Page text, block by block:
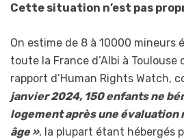
Cette situation n’est pas
On estime de 8 à 10000 mineurs
toute la France d’Albi à Toulouse
rapport d’Human Rights Watch,
janvier 2024, 150 enfants ne
logement après une évaluation
âge », la plupart étant hébergés